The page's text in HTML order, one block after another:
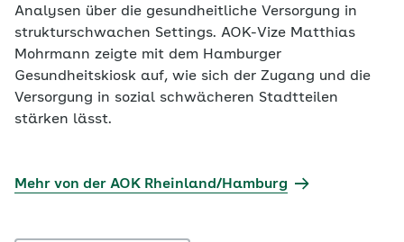
Analysen über die gesundheitliche Versorgung in
strukturschwachen Settings. AOK-Vize Matthias
Mohrmann zeigte mit dem Hamburger
Gesundheitskiosk auf, wie sich der Zugang und die
Versorgung in sozial schwächeren Stadtteilen
stärken lässt.
Mehr von der AOK Rheinland/Hamburg